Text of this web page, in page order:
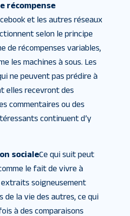
récompense
et les autres réseaux
selon le principe
de récompenses variables,
les machines à sous. Les
ne peuvent pas prédire à
elles recevront des
commentaires ou des
continuent d’y
socialeCe qui suit peut
le fait de vivre à
soigneusement
de la vie des autres, ce qui
à des comparaisons